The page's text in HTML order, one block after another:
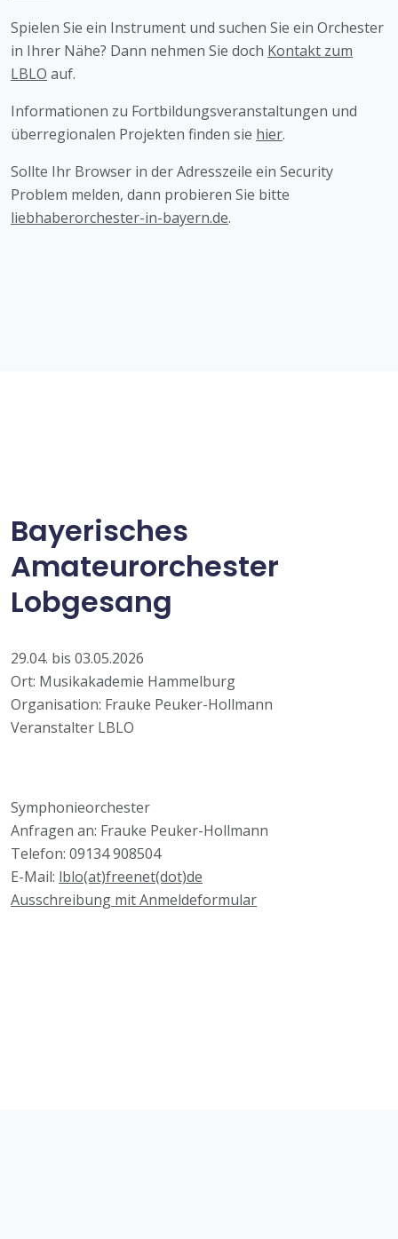
Spielen Sie ein Instrument und suchen Sie ein Orchester
in Ihrer Nähe? Dann nehmen Sie doch Kontakt zum
LBLO auf.
Informationen zu Fortbildungsveranstaltungen und
überregionalen Projekten finden sie hier.
Sollte Ihr Browser in der Adresszeile ein Security
Problem melden, dann probieren Sie bitte
liebhaberorchester-in-bayern.de.
Bayerisches
Amateurorchester
Lobgesang
29.04. bis 03.05.2026
Ort: Musikakademie Hammelburg
Organisation: Frauke Peuker-Hollmann
Veranstalter LBLO
Symphonieorchester
Anfragen an: Frauke Peuker-Hollmann
Telefon: 09134 908504
E-Mail: lblo(at)freenet(dot)de
Ausschreibung mit Anmeldeformular